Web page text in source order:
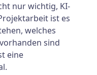
nur wichtig, KI-
ist es
welches
sind
eine